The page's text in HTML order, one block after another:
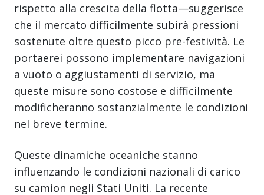
rispetto alla crescita della flotta—suggerisce
che il mercato difficilmente subirà pressioni
sostenute oltre questo picco pre-festività. Le
portaerei possono implementare navigazioni
a vuoto o aggiustamenti di servizio, ma
queste misure sono costose e difficilmente
modificheranno sostanzialmente le condizioni
nel breve termine.
Queste dinamiche oceaniche stanno
influenzando le condizioni nazionali di carico
su camion negli Stati Uniti. La recente